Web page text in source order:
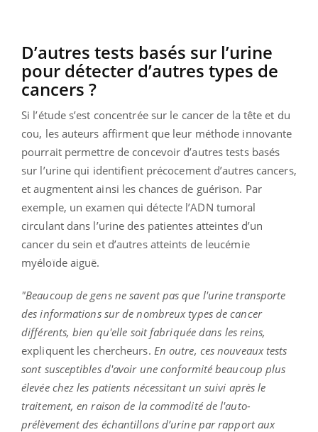
D’autres tests basés sur l’urine
pour détecter d’autres types de
cancers ?
Si l’étude s’est concentrée sur le cancer de la tête et du
cou, les auteurs affirment que leur méthode innovante
pourrait permettre de concevoir d’autres tests basés
sur l’urine qui identifient précocement d’autres cancers,
et augmentent ainsi les chances de guérison. Par
exemple, un examen qui détecte l’ADN tumoral
circulant dans l’urine des patientes atteintes d’un
cancer du sein et d’autres atteints de leucémie
myéloïde aiguë.
"Beaucoup de gens ne savent pas que l'urine transporte
des informations sur de nombreux types de cancer
différents, bien qu'elle soit fabriquée dans les reins,
expliquent les chercheurs. En outre, ces nouveaux tests
sont susceptibles d'avoir une conformité beaucoup plus
élevée chez les patients nécessitant un suivi après le
traitement, en raison de la commodité de l'auto-
prélèvement des échantillons d’urine par rapport aux